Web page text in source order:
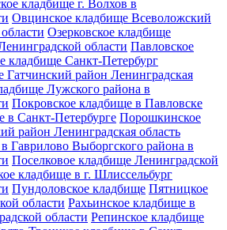
кладбище г. Волхов в
Овцинское кладбище Всеволожский
Озерковское кладбище
области Павловское
кладбище Санкт-Петербург
район Ленинградская
Лужского района в
Покровское кладбище в Павловске
в Санкт-Петербурге Порошкинское
район Ленинградская область
Гаврилово Выборгского района в
Поселковое кладбище Ленинградской
кладбище в г. Шлиссельбург
Пундоловское кладбище Пятницкое
области Рахьинское кладбище в
области Репинское кладбище